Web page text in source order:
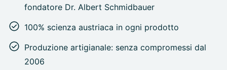
fondatore Dr. Albert Schmidbauer
100% scienza austriaca in ogni prodotto
Produzione artigianale: senza compromessi dal
2006